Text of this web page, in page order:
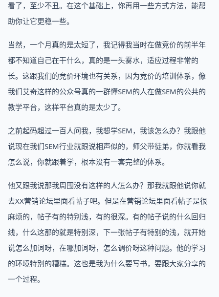
看了，至少不丑。在这个基础上，你再用一些方式方法，能帮
助你让它更稳一些。
当然，一个月真的是太短了，我记得我当时在做竞价的前半年
都不知道自己在干什么，真的是一头雾水，适应过程非常的
长。这跟我们的竞价环境也有关系，因为竞价的培训体系，像
我们艾奇这样的公众号真的一群懂SEM的人在做SEM的公共的
教学平台，这样平台真的是太少了。
之前起码超过一百人问我，我想学SEM，我该怎么办？我跟他
说现在我们SEM行业就跟说相声似的，师父带徒弟，你就看我
怎么说，你就跟着学，根本没有一套完整的体系。
他又跟我说那我周围没有这样的人怎么办？那我就跟他说你就
去XX营销论坛里面看帖子吧。但是在营销论坛里面看帖子是很
麻烦的，帖子有的特别浅，有的很深。有的帖子说的什么回归
线，什么这那的就是特别深，下一张帖子有特别的浅，就开始
说怎么加词呀，在哪加词呀，怎么调价呀这种问题。他的学习
的环境特别的糟糕。这也是我为什么要写书，要跟大家分享的
一个过程。